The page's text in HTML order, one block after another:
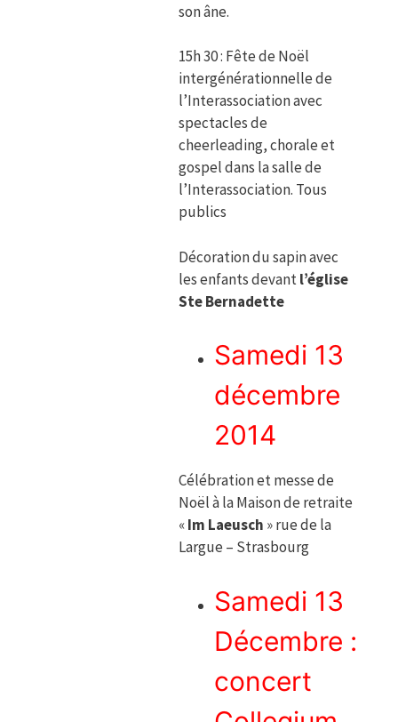
son âne.
15h 30 : Fête de Noël
intergénérationnelle de
l’Interassociation avec
spectacles de
cheerleading, chorale et
gospel dans la salle de
l’Interassociation. Tous
publics
Décoration du sapin avec
les enfants devantl’église
Ste Bernadette
Samedi 13
décembre
2014
Célébration et messe de
Noël à la Maison de retraite
«Im Laeusch » rue de la
Largue – Strasbourg
Samedi 13
Décembre :
concert